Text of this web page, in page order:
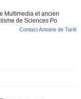
Multimedia et ancien
de Sciences Po
Contact Antoine de Tarlé